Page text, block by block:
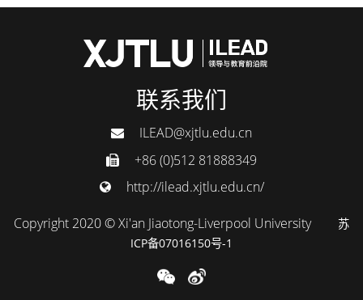
联系我们
ILEAD@xjtlu.edu.cn
+86 (0)512 81888349
http://ilead.xjtlu.edu.cn/
Copyright 2020 © Xi'an Jiaotong-Liverpool University
苏
ICP备07016150号-1